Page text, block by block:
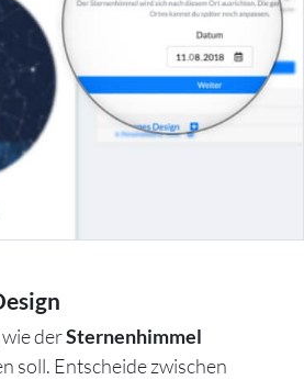
derSternenhimmel
soll. Entscheide zwischen